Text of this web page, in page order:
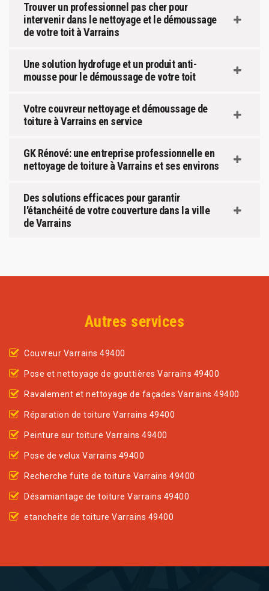
Trouver un professionnel pas cher pour
intervenir dans le nettoyage et le démoussage
de votre toit à Varrains
Une solution hydrofuge et un produit anti-
mousse pour le démoussage de votre toit
Votre couvreur nettoyage et démoussage de
toiture à Varrains en service
GK Rénové: une entreprise professionnelle en
nettoyage de toiture à Varrains et ses environs
Des solutions efficaces pour garantir
l'étanchéité de votre couverture dans la ville
de Varrains
Autres services
Couvreur Varrains 49400
Pose et nettoyage de gouttières Varrains 49400
Ravalement et nettoyage de façades Varrains 49400
Réparation de toiture Varrains 49400
Peinture sur toiture Varrains 49400
Pose de velux Varrains 49400
Recherche fuite de toiture Varrains 49400
Désamiantage de toiture Varrains 49400
etancheite de toiture Varrains 49400